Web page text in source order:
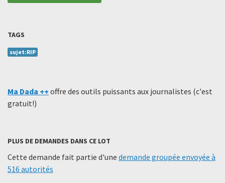
TAGS
sujet:RIP
Ma Dada ++ offre des outils puissants aux journalistes (c'est
gratuit!)
PLUS DE DEMANDES DANS CE LOT
Cette demande fait partie d'une demande groupée envoyée à
516 autorités